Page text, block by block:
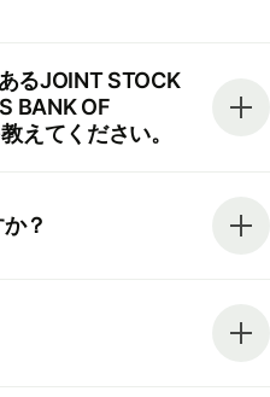
るJOINT STOCK
BANK OF
えてください。
？